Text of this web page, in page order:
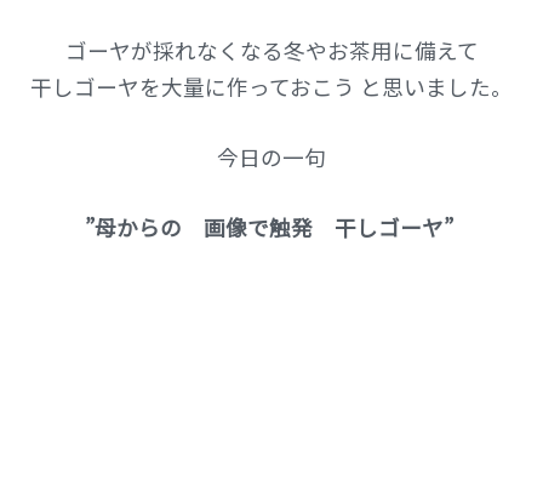
ゴーヤが採れなくなる冬やお茶用に備えて
干しゴーヤを大量に作っておこう と思いました。
今日の一句
”母からの 画像で触発 干しゴーヤ”